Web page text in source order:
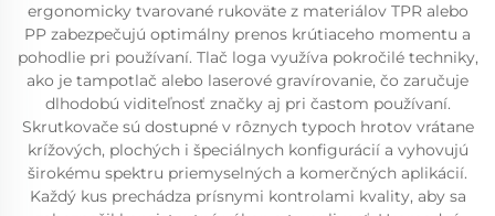
ergonomicky tvarované rukoväte z materiálov TPR alebo
PP zabezpečujú optimálny prenos krútiaceho momentu a
pohodlie pri používaní. Tlač loga využíva pokročilé techniky,
ako je tampotlač alebo laserové gravírovanie, čo zaručuje
dlhodobú viditeľnosť značky aj pri častom používaní.
Skrutkovače sú dostupné v rôznych typoch hrotov vrátane
krížových, plochých i špeciálnych konfigurácií a vyhovujú
širokému spektru priemyselných a komerčných aplikácií.
Každý kus prechádza prísnymi kontrolami kvality, aby sa